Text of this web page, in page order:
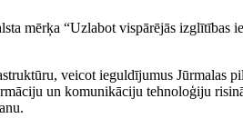
mērķa “Uzlabot vispārējās
veicot ieguldījumus Jūrmalas
un komunikāciju tehnoloģiju